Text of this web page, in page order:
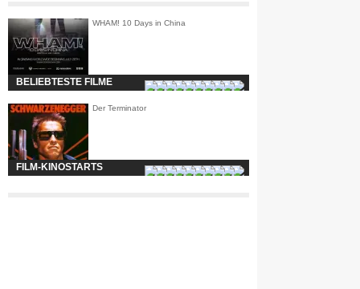
WHAM! 10 Days in China
BELIEBTESTE FILME
Der Terminator
FILM-KINOSTARTS